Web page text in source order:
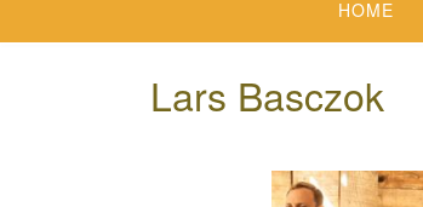
HOME
Lars Basczok